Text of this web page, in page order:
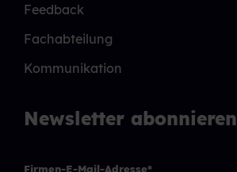
Feedback
Fachabteilung
Kommunikation
Newsletter abonnieren
Firmen-E-Mail-Adresse*